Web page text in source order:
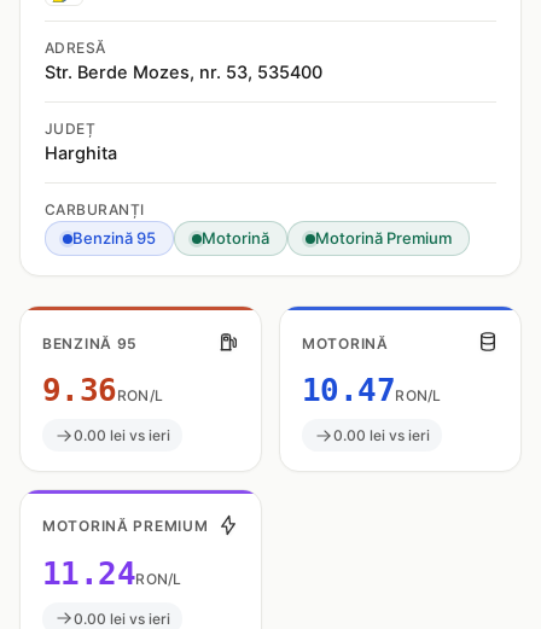
ADRESĂ
Str. Berde Mozes, nr. 53, 535400
JUDEȚ
Harghita
CARBURANȚI
Benzină 95 Motorină Motorină Premium
BENZINĂ 95
9.36RON/L
0.00 lei vs ieri
MOTORINĂ
10.47RON/L
0.00 lei vs ieri
MOTORINĂ PREMIUM
11.24RON/L
0.00 lei vs ieri